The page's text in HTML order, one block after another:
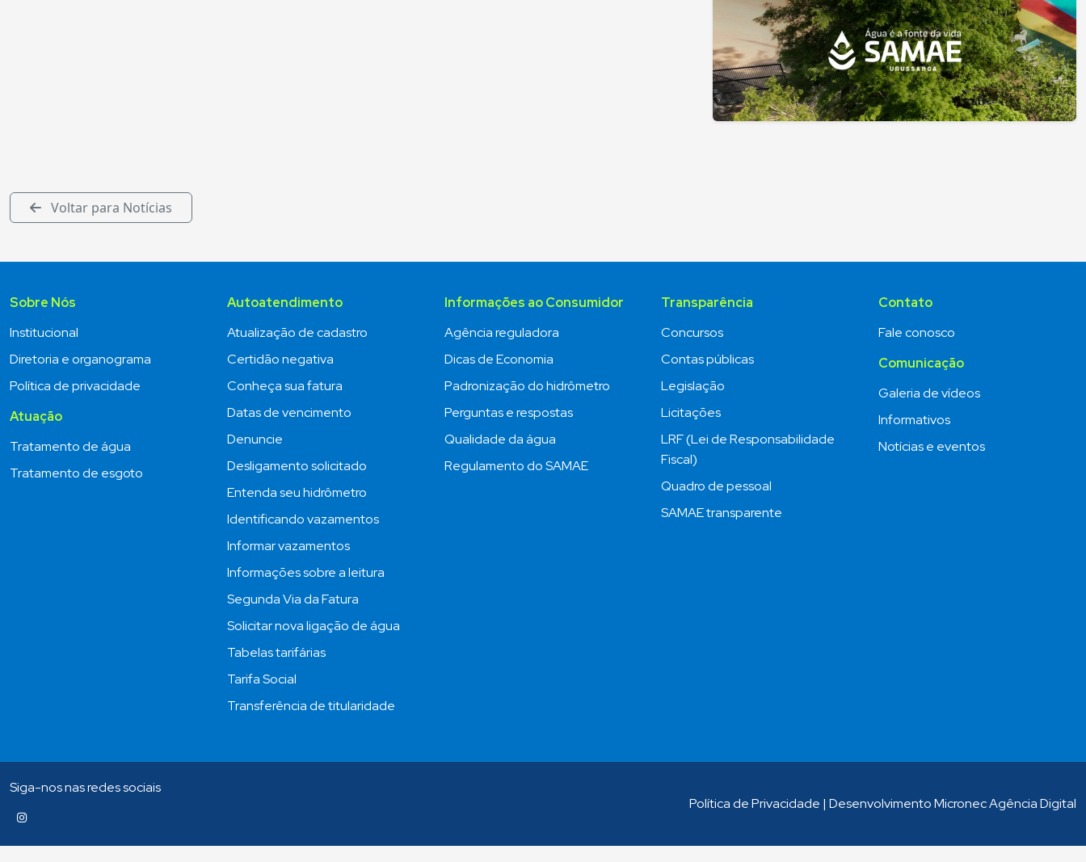
Voltar para Notícias
Sobre Nós
Institucional
Diretoria e organograma
Política de privacidade
Atuação
Tratamento de água
Tratamento de esgoto
Autoatendimento
Atualização de cadastro
Certidão negativa
Conheça sua fatura
Datas de vencimento
Denuncie
Desligamento solicitado
Entenda seu hidrômetro
Identificando vazamentos
Informar vazamentos
Informações sobre a leitura
Segunda Via da Fatura
Solicitar nova ligação de água
Tabelas tarifárias
Tarifa Social
Transferência de titularidade
Informações ao Consumidor
Agência reguladora
Dicas de Economia
Padronização do hidrômetro
Perguntas e respostas
Qualidade da água
Regulamento do SAMAE
Transparência
Concursos
Contas públicas
Legislação
Licitações
LRF (Lei de Responsabilidade
Fiscal)
Quadro de pessoal
SAMAE transparente
Contato
Fale conosco
Comunicação
Galeria de vídeos
Informativos
Notícias e eventos
Siga-nos nas redes sociais
Política de Privacidade | Desenvolvimento Micronec Agência Digital